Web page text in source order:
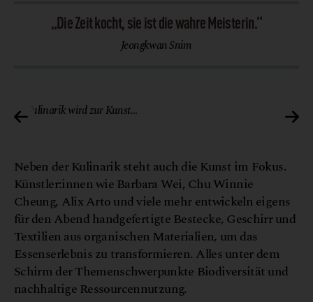
„Die Zeit kocht, sie ist die wahre Meisterin.“
Jeongkwan Snim
Kulinarik wird zur Kunst…
Neben der Kulinarik steht auch die Kunst im Fokus.
Künstler:innen wie Barbara Wei, Chu Winnie
Cheung, Alix Arto und viele mehr entwickeln eigens
für den Abend handgefertigte Bestecke, Geschirr und
Textilien aus organischen Materialien, um das
Essenserlebnis zu transformieren. Alles unter dem
Schirm der Themenschwerpunkte Biodiversität und
nachhaltige Ressourcennutzung.